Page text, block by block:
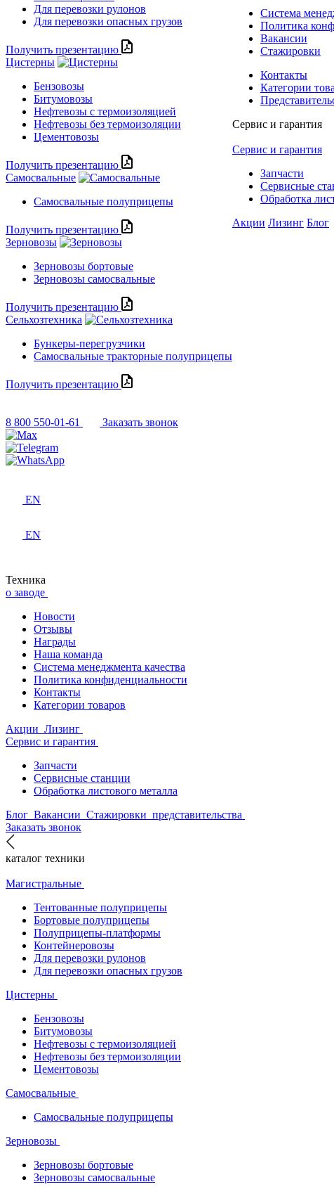
Для перевозки рулонов
Для перевозки опасных грузов
Получить презентацию
Цистерны
Бензовозы
Битумовозы
Нефтевозы с термоизоляцией
Нефтевозы без термоизоляции
Цементовозы
Получить презентацию
Самосвальные
Самосвальные полуприцепы
Получить презентацию
Зерновозы
Зерновозы бортовые
Зерновозы самосвальные
Получить презентацию
Сельхозтехника
Бункеры-перегрузчики
Самосвальные тракторные полуприцепы
Получить презентацию
Система
Политика
Вакансии
Стажировки
Контакты
Категории
Сервис и гарантия
Сервис и гарантия
Запчасти
Сервисные
Обработка
Акции Лизинг Блог
8 800 550-01-61 Заказать звонок
EN
EN
Техника
о заводе
Новости
Отзывы
Награды
Наша команда
Система менеджмента качества
Политика конфиденциальности
Контакты
Категории товаров
Акции Лизинг
Сервис и гарантия
Запчасти
Сервисные станции
Обработка листового металла
Блог Вакансии Стажировки представительства
Заказать звонок
каталог техники
Магистральные
Тентованные полуприцепы
Бортовые полуприцепы
Полуприцепы-платформы
Контейнеровозы
Для перевозки рулонов
Для перевозки опасных грузов
Цистерны
Бензовозы
Битумовозы
Нефтевозы с термоизоляцией
Нефтевозы без термоизоляции
Цементовозы
Самосвальные
Самосвальные полуприцепы
Зерновозы
Зерновозы бортовые
Зерновозы самосвальные